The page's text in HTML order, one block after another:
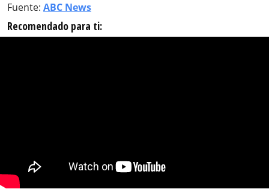
Fuente: ABC News
Recomendado para ti: